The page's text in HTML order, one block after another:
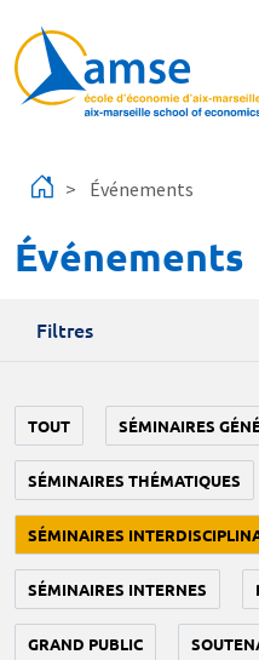
Événements
Événements
Filtres
TOUT SÉMINAIRES
SÉMINAIRES THÉMATIQUES
SÉMINAIRES
SÉMINAIRES INTERNES
GRAND PUBLIC